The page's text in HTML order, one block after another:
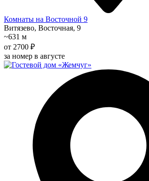
Комнаты на Восточной 9
Витязево, Восточная, 9
~631 м
от 2700 ₽
за номер в августе